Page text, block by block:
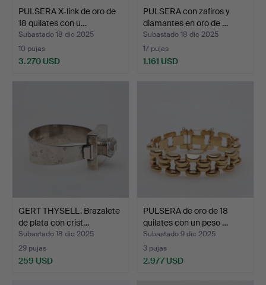
PULSERA X-link de oro de
18 quilates con u…
Subastado 18 dic 2025
10 pujas
3.270 USD
PULSERA con zafiros y
diamantes en oro de …
Subastado 18 dic 2025
17 pujas
1.161 USD
GERT THYSELL. Brazalete
de plata con crist…
Subastado 18 dic 2025
29 pujas
259 USD
PULSERA de oro de 18
quilates con un peso …
Subastado 9 dic 2025
3 pujas
2.977 USD